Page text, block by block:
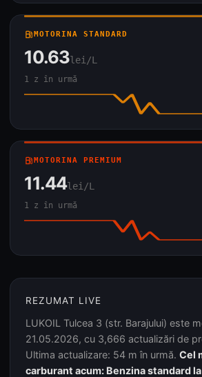
local_gas_stationMOTORINA STANDARD
10.63lei/L
1 z în urmă
local_gas_stationMOTORINA PREMIUM
11.44lei/L
1 z în urmă
REZUMAT LIVE
LUKOIL Tulcea 3 (str. Barajului) este
21.05.2026, cu 3,666 actualizări de
Ultima actualizare: 54 m în urmă. Cel
carburant acum: Benzina standard